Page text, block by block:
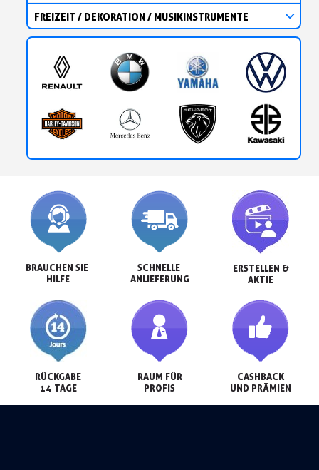
FREIZEIT / DEKORATION / MUSIKINSTRUMENTE
BRAUCHEN SIE
HILFE
SCHNELLE
ANLIEFERUNG
ERSTELLEN &
AKTIE
RÜCKGABE
14 TAGE
RAUM FÜR
PROFIS
CASHBACK
UND PRÄMIEN